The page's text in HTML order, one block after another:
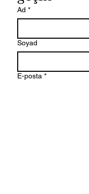
Ad *
Soyad
E-posta *